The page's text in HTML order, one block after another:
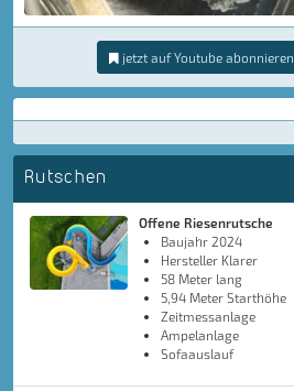
jetzt auf Youtube abonnieren
Rutschen
Offene Riesenrutsche
Baujahr 2024
Hersteller Klarer
58 Meter lang
5,94 Meter Starthöhe
Zeitmessanlage
Ampelanlage
Sofaauslauf